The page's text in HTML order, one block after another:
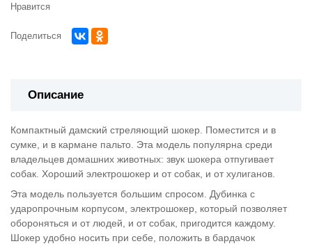
Нравится
Поделиться
Описание
Компактный дамский стреляющий шокер. Поместится и в
сумке, и в кармане пальто. Эта модель популярна среди
владельцев домашних животных: звук шокера отпугивает
собак. Хороший электрошокер и от собак, и от хулиганов.
Эта модель пользуется большим спросом. Дубинка с
ударопрочным корпусом, электрошокер, который позволяет
обороняться и от людей, и от собак, пригодится каждому.
Шокер удобно носить при себе, положить в бардачок